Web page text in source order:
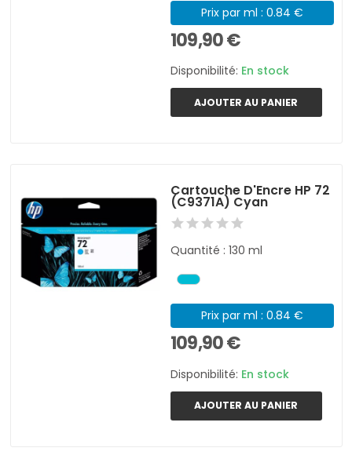
Prix par ml : 0.84 €
109,90 €
Disponibilité: En stock
AJOUTER AU PANIER
Cartouche D'Encre HP 72
(C9371A) Cyan
Quantité : 130 ml
Prix par ml : 0.84 €
109,90 €
Disponibilité: En stock
AJOUTER AU PANIER